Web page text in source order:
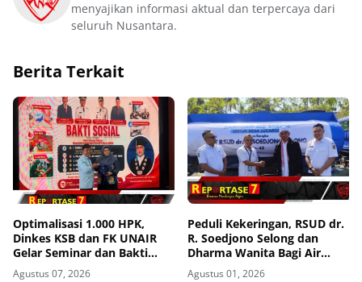
menyajikan informasi aktual dan terpercaya dari
seluruh Nusantara.
Berita Terkait
Optimalisasi 1.000 HPK,
Dinkes KSB dan FK UNAIR
Gelar Seminar dan Bakti
Sosial
Agustus 07, 2026
Peduli Kekeringan, RSUD dr.
R. Soedjono Selong dan
Dharma Wanita Bagi Air
Bersih di Sekaroh
Agustus 01, 2026